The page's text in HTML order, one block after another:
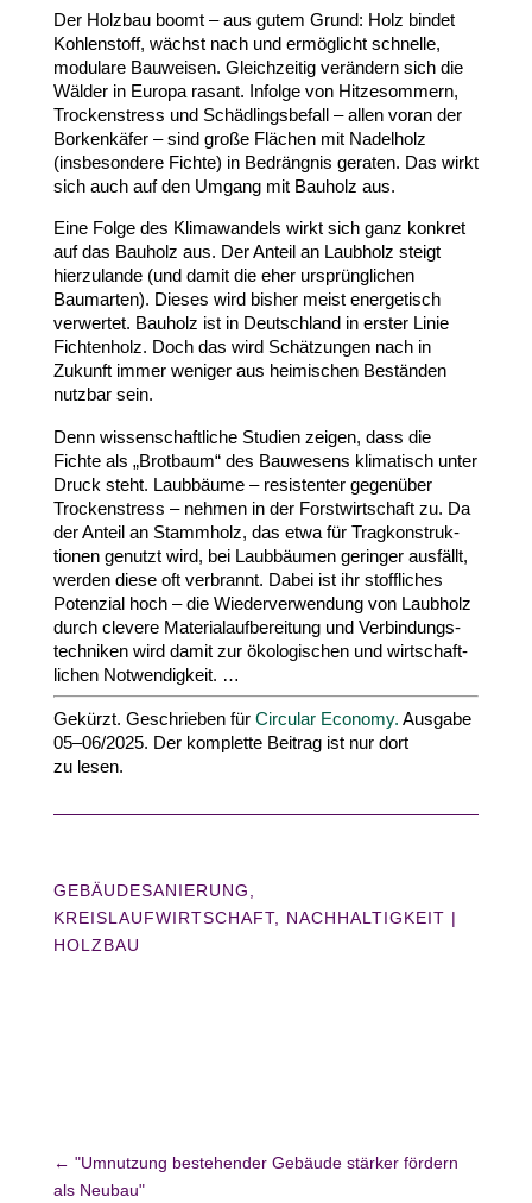
Der Holzbau boomt – aus gutem Grund: Holz bindet
Kohlen­stoff, wächst nach und ermög­licht schnelle,
modulare Bauweisen. Gleich­zeitig verändern sich die
Wälder in Europa rasant. Infolge von Hitze­sommern,
Trocken­stress und Schäd­lings­befall – allen voran der
Borken­käfer – sind große Flächen mit Nadelholz
(insbe­sondere Fichte) in Bedrängnis geraten. Das wirkt
sich auch auf den Umgang mit Bauholz aus.
Eine Folge des Klima­wandels wirkt sich ganz konkret
auf das Bauholz aus. Der Anteil an Laubholz steigt
hier­zu­lande (und damit die eher ursprüng­lichen
Baumarten). Dieses wird bisher meist ener­ge­tisch
verwertet. Bauholz ist in Deutschland in erster Linie
Fich­tenholz. Doch das wird Schät­zungen nach in
Zukunft immer weniger aus heimi­schen Beständen
nutzbar sein.
Denn wissen­schaft­liche Studien zeigen, dass die
Fichte als „Brotbaum“ des Bauwesens klima­tisch unter
Druck steht. Laubbäume – resis­tenter gegenüber
Trocken­stress – nehmen in der Forst­wirt­schaft zu. Da
der Anteil an Stammholz, das etwa für Trag­kon­struk­
tionen genutzt wird, bei Laub­bäumen geringer ausfällt,
werden diese oft verbrannt. Dabei ist ihr stoff­liches
Potenzial hoch – die Wieder­ver­wendung von Laubholz
durch clevere Mate­ri­al­auf­be­reitung und Verbin­dungs­
tech­niken wird damit zur ökolo­gi­schen und wirt­schaft­
lichen Notwendigkeit. …
Gekürzt. Geschrieben für Circular Economy. Ausgabe
05–06/​2025. Der komplette Beitrag ist nur dort
zu lesen.
GEBÄUDESANIERUNG
KREISLAUFWIRTSCHAFT, NACHHALTIGKEIT |
HOLZBAU
← "Umnutzung bestehender Gebäude stärker fördern
als Neubau"